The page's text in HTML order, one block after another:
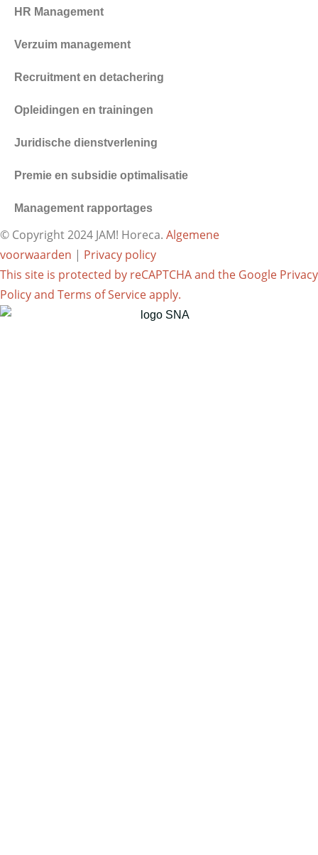
HR Management
Verzuim management
Recruitment en detachering
Opleidingen en trainingen
Juridische dienstverlening
Premie en subsidie optimalisatie
Management rapportages
© Copyright 2024 JAM! Horeca. Algemene
voorwaarden | Privacy policy
This site is protected by reCAPTCHA and the Google Privacy
Policyand Terms of Serviceapply.